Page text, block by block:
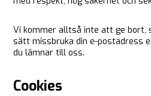
Vi kommer alltså inte att ge bort,
sätt missbruka din e-postadress
du lämnar till oss.
Cookies